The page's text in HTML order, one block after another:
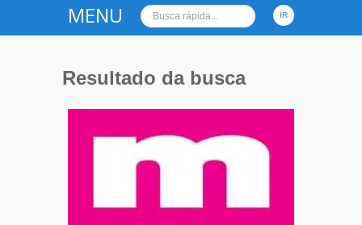
MENU
Resultado da busca